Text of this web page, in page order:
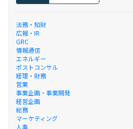
法務・知財
広報・IR
GRC
情報通信
エネルギー
ポストコンサル
経理・財務
営業
事業企画・事業開発
経営企画
総務
マーケティング
人事